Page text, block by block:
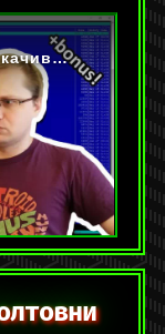
Метки:c,
инжиниринг,